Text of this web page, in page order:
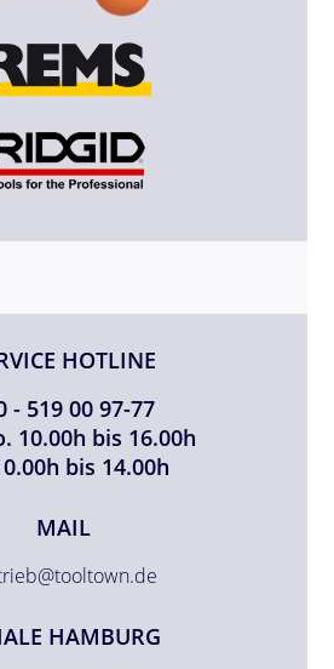
HOTLINE
- 519 00 97-77
10.00h bis 16.00h
bis 14.00h
MAIL
HAMBURG